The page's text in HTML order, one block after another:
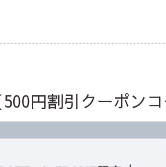
円割引クーポン